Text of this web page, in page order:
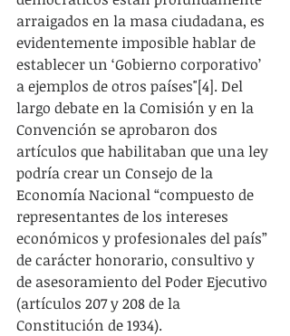
arraigados en la masa ciudadana, es
evidentemente imposible hablar de
establecer un ‘Gobierno corporativo’
a ejemplos de otros países"[4]. Del
largo debate en la Comisión y en la
Convención se aprobaron dos
artículos que habilitaban que una ley
podría crear un Consejo de la
Economía Nacional “compuesto de
representantes de los intereses
económicos y profesionales del país”
de carácter honorario, consultivo y
de asesoramiento del Poder Ejecutivo
(artículos 207 y 208 de la
Constitución de 1934).